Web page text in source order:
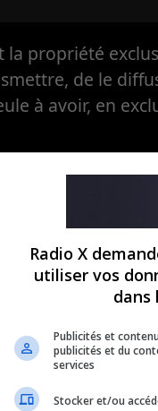
propriété
de le
à avoir, en
Radio X
utiliser vos
dans
Publicités et
publicités et du
services
Stocker et/ou